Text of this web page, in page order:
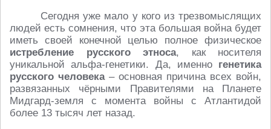
Сегодня уже мало у кого из трезвомыслящих
людей есть сомнения, что эта большая война будет
иметь своей конечной целью полное физическое
истребление русского этноса, как носителя
уникальной альфа-генетики. Да, именно генетика
русского человека– основная причина всех войн,
развязанных чёрными Правителями на Планете
Мидгард-земля с момента войны с Атлантидой
более 13 тысяч лет назад.